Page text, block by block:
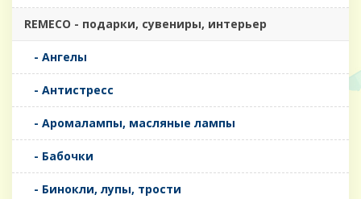
REMECO - подарки, сувениры, интерьер
- Ангелы
- Антистресс
- Аромалампы, масляные лампы
- Бабочки
- Бинокли, лупы, трости